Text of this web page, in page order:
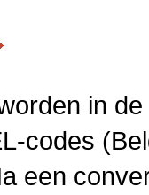
in
codes
een